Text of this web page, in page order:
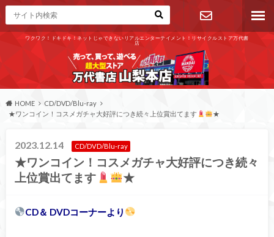
ワクワク！ドキドキ！ネットじゃできないリアルエンターテイメント！リサイクルストア万代書
店
お問い合わ
せ
HOME
CD/DVD/Blu-ray
★ワンコイン！コスメガチャ大好評につき続々上位賞出てます
★
2023.12.14 CD/DVD/Blu-ray
★ワンコイン！コスメガチャ大好評につき続々
上位賞出てます
★
CD＆ DVDコーナーより